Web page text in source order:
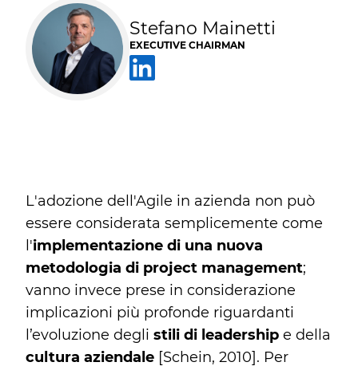
Stefano Mainetti
EXECUTIVE CHAIRMAN
L'adozione dell'Agile in azienda non può
essere considerata semplicemente come
l'implementazione di una nuova
metodologia di project management;
vanno invece prese in considerazione
implicazioni più profonde riguardanti
l’evoluzione degli stili di leadership e della
cultura aziendale [Schein, 2010]. Per